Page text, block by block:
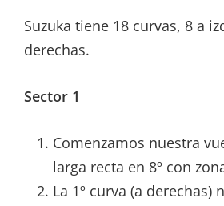
Suzuka tiene 18 curvas, 8 a
derechas.
Sector 1
Comenzamos nuestra
larga recta en 8º con
La 1º curva (a derechas)